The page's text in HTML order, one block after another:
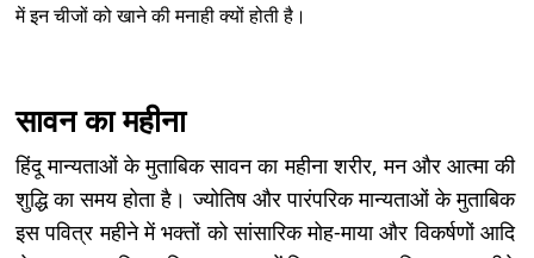
में इन चीजों को खाने की मनाही क्यों होती है।
सावन का महीना
हिंदू मान्यताओं के मुताबिक सावन का महीना शरीर, मन और आत्मा की
शुद्धि का समय होता है। ज्योतिष और पारंपरिक मान्यताओं के मुताबिक
इस पवित्र महीने में भक्तों को सांसारिक मोह-माया और विकर्षणों आदि